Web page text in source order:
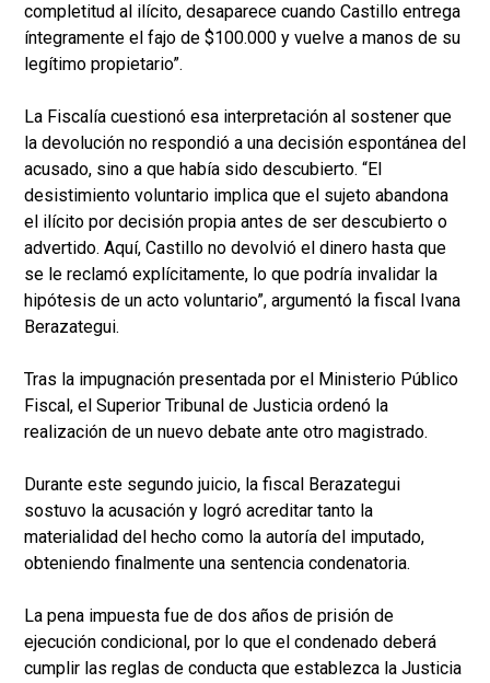
completitud al ilícito, desaparece cuando Castillo entrega
íntegramente el fajo de $100.000 y vuelve a manos de su
legítimo propietario”.
La Fiscalía cuestionó esa interpretación al sostener que
la devolución no respondió a una decisión espontánea del
acusado, sino a que había sido descubierto. “El
desistimiento voluntario implica que el sujeto abandona
el ilícito por decisión propia antes de ser descubierto o
advertido. Aquí, Castillo no devolvió el dinero hasta que
se le reclamó explícitamente, lo que podría invalidar la
hipótesis de un acto voluntario”, argumentó la fiscal Ivana
Berazategui.
Tras la impugnación presentada por el Ministerio Público
Fiscal, el Superior Tribunal de Justicia ordenó la
realización de un nuevo debate ante otro magistrado.
Durante este segundo juicio, la fiscal Berazategui
sostuvo la acusación y logró acreditar tanto la
materialidad del hecho como la autoría del imputado,
obteniendo finalmente una sentencia condenatoria.
La pena impuesta fue de dos años de prisión de
ejecución condicional, por lo que el condenado deberá
cumplir las reglas de conducta que establezca la Justicia